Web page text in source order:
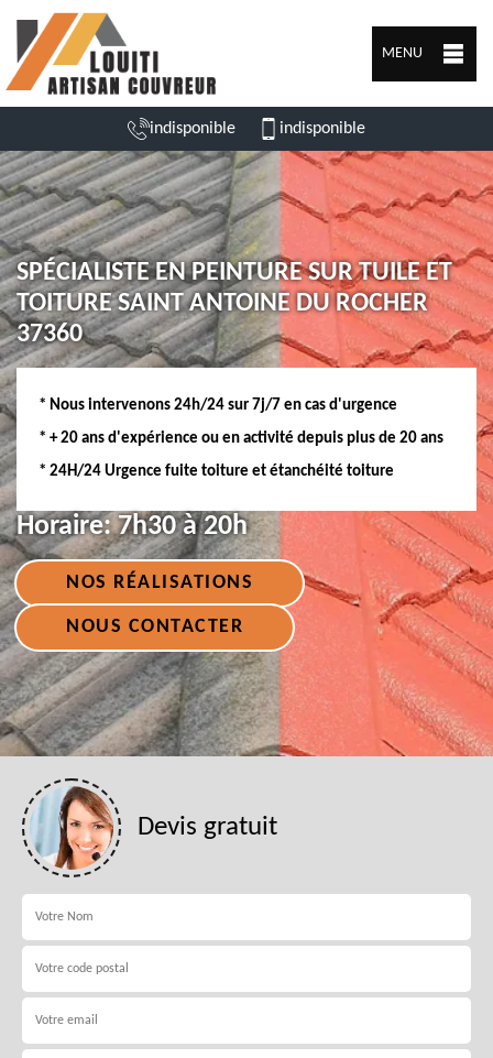
MENU
indisponible indisponible
SPÉCIALISTE EN PEINTURE SUR TUILE ET
TOITURE SAINT ANTOINE DU ROCHER
37360
* Nous intervenons 24h/24 sur 7j/7 en cas d'urgence
* + 20 ans d'expérience ou en activité depuis plus de 20 ans
* 24H/24 Urgence fuite toiture et étanchéité toiture
Horaire:7h30 à 20h
NOS RÉALISATIONS
NOUS CONTACTER
Devis gratuit